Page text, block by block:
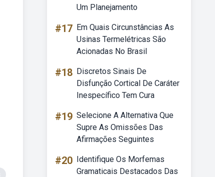
Um Planejamento
#17 Em Quais Circunstâncias As
Usinas Termelétricas São
Acionadas No Brasil
#18 Discretos Sinais De
Disfunção Cortical De Caráter
Inespecífico Tem Cura
#19 Selecione A Alternativa Que
Supre As Omissões Das
Afirmações Seguintes
#20 Identifique Os Morfemas
Gramaticais Destacados Das